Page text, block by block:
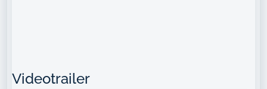
Videotrailer